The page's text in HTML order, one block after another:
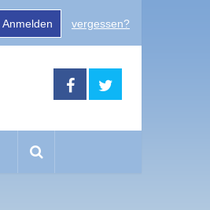
Anmelden vergessen?